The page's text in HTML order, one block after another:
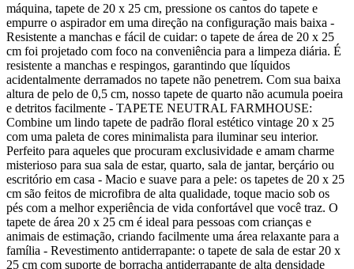
máquina, tapete de 20 x 25 cm, pressione os cantos do tapete e
empurre o aspirador em uma direção na configuração mais baixa -
Resistente a manchas e fácil de cuidar: o tapete de área de 20 x 25
cm foi projetado com foco na conveniência para a limpeza diária. É
resistente a manchas e respingos, garantindo que líquidos
acidentalmente derramados no tapete não penetrem. Com sua baixa
altura de pelo de 0,5 cm, nosso tapete de quarto não acumula poeira
e detritos facilmente - TAPETE NEUTRAL FARMHOUSE:
Combine um lindo tapete de padrão floral estético vintage 20 x 25
com uma paleta de cores minimalista para iluminar seu interior.
Perfeito para aqueles que procuram exclusividade e amam charme
misterioso para sua sala de estar, quarto, sala de jantar, berçário ou
escritório em casa - Macio e suave para a pele: os tapetes de 20 x 25
cm são feitos de microfibra de alta qualidade, toque macio sob os
pés com a melhor experiência de vida confortável que você traz. O
tapete de área 20 x 25 cm é ideal para pessoas com crianças e
animais de estimação, criando facilmente uma área relaxante para a
família - Revestimento antiderrapante: o tapete de sala de estar 20 x
25 cm com suporte de borracha antiderrapante de alta densidade